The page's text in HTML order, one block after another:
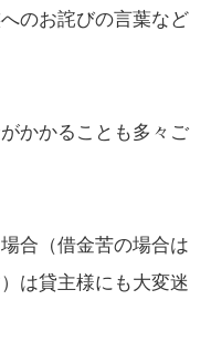
のお詫びの言葉など
かかることも多々ご
合（借金苦の場合は
は貸主様にも大変迷